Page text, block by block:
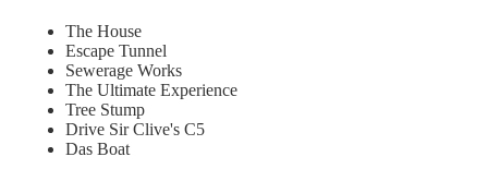
The House
Escape Tunnel
Sewerage Works
The Ultimate Experience
Tree Stump
Drive Sir Clive's C5
Das Boat